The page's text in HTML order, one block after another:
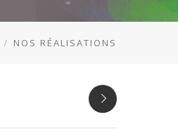
NOS RÉALISATIONS